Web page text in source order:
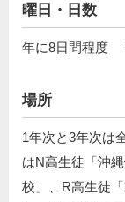
曜日・日数
年に8日間程度
場所
1年次と3年次は
はN高生徒「沖
校」、R高生徒